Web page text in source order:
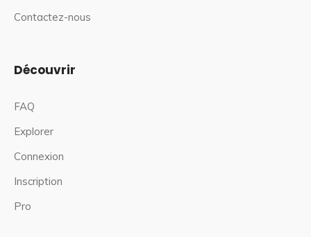
Contactez-nous
Découvrir
FAQ
Explorer
Connexion
Inscription
Pro